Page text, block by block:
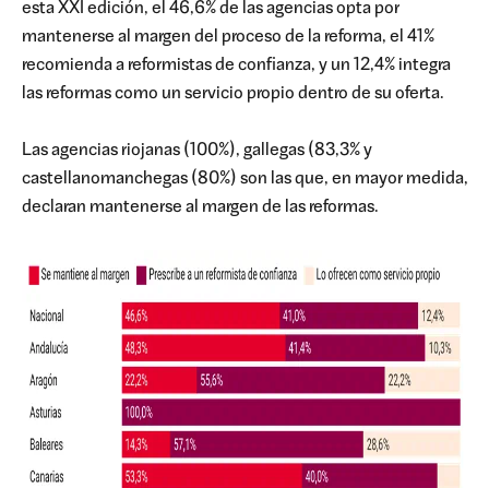
esta XXI edición, el 46,6% de las agencias opta por
mantenerse al margen del proceso de la reforma, el 41%
recomienda a reformistas de confianza, y un 12,4% integra
las reformas como un servicio propio dentro de su oferta.
Las agencias riojanas (100%), gallegas (83,3% y
castellanomanchegas (80%) son las que, en mayor medida,
declaran mantenerse al margen de las reformas.